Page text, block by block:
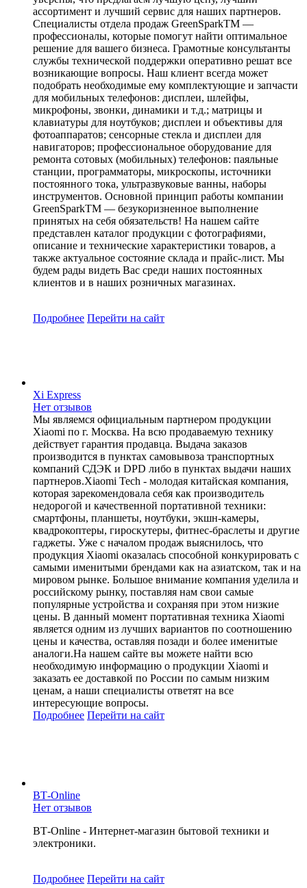
ассортимент и лучший сервис для наших партнеров.
Специалисты отдела продаж GreenSparkTM —
профессионалы, которые помогут найти оптимальное
решение для вашего бизнеса. Грамотные консультанты
службы технической поддержки оперативно решат все
возникающие вопросы. Наш клиент всегда может
подобрать необходимые ему комплектующие и запчасти
для мобильных телефонов: дисплеи, шлейфы,
микрофоны, звонки, динамики и т.д.; матрицы и
клавиатуры для ноутбуков; дисплеи и объективы для
фотоаппаратов; сенсорные стекла и дисплеи для
навигаторов; профессиональное оборудование для
ремонта сотовых (мобильных) телефонов: паяльные
станции, программаторы, микроскопы, источники
постоянного тока, ультразвуковые ванны, наборы
инструментов. Основной принцип работы компании
GreenSparkTM — безукоризненное выполнение
принятых на себя обязательств! На нашем сайте
представлен каталог продукции с фотографиями,
описание и технические характеристики товаров, а
также актуальное состояние склада и прайс-лист. Мы
будем рады видеть Вас среди наших постоянных
клиентов и в наших розничных магазинах.
Подробнее Перейти на сайт
Xi Express
Нет отзывов
Мы являемся официальным партнером продукции
Xiaomi по г. Москва. На всю продаваемую технику
действует гарантия продавца. Выдача заказов
производится в пунктах самовывоза транспортных
компаний СДЭК и DPD либо в пунктах выдачи наших
партнеров.Xiaomi Tech - молодая китайская компания,
которая зарекомендовала себя как производитель
недорогой и качественной портативной техники:
смартфоны, планшеты, ноутбуки, экшн-камеры,
квадрокоптеры, гироскутеры, фитнес-браслеты и другие
гаджеты. Уже с началом продаж выяснилось, что
продукция Xiaomi оказалась способной конкурировать с
самыми именитыми брендами как на азиатском, так и на
мировом рынке. Большое внимание компания уделила и
российскому рынку, поставляя нам свои самые
популярные устройства и сохраняя при этом низкие
цены. В данный момент портативная техника Xiaomi
является одним из лучших вариантов по соотношению
цены и качества, оставляя позади и более именитые
аналоги.На нашем сайте вы можете найти всю
необходимую информацию о продукции Xiaomi и
заказать ее доставкой по России по самым низким
ценам, а наши специалисты ответят на все
интересующие вопросы.
Подробнее Перейти на сайт
ВТ-Online
Нет отзывов
ВТ-Online - Интернет-магазин бытовой техники и
электроники.
Подробнее Перейти на сайт